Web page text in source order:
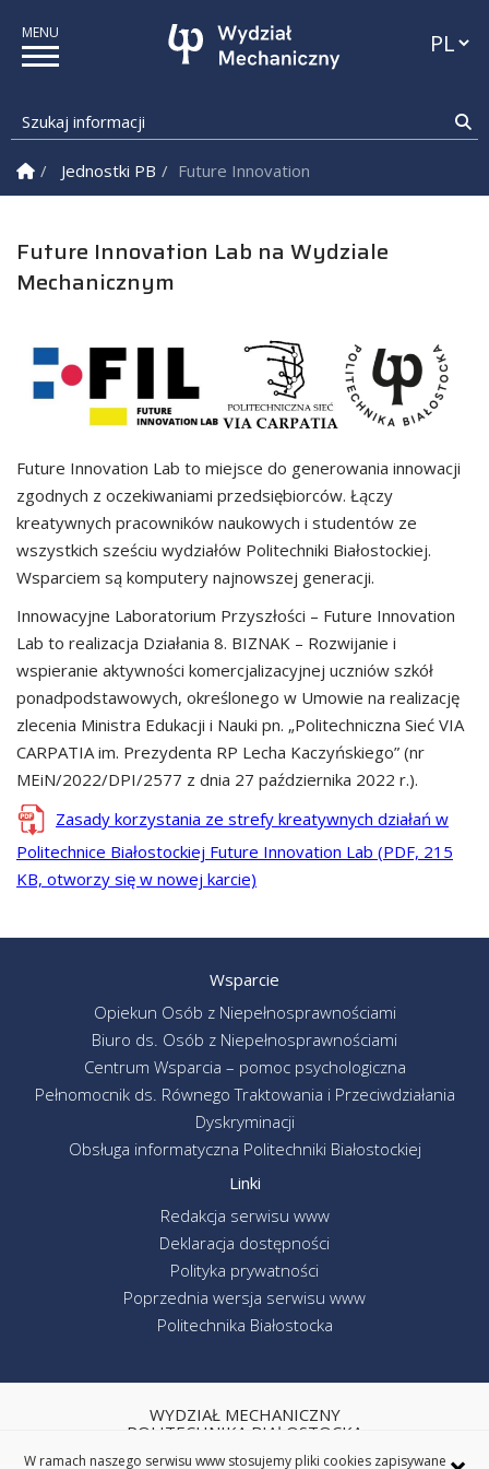
Szukaj informacji
Strona Główna
Jednostki PB Future Innovation Lab na Wydziale
Future Innovation Lab na Wydziale
Mechanicznym
Future Innovation Lab to miejsce do generowania innowacji
zgodnych z oczekiwaniami przedsiębiorców. Łączy
kreatywnych pracowników naukowych i studentów ze
wszystkich sześciu wydziałów Politechniki Białostockiej.
Wsparciem są komputery najnowszej generacji.
Innowacyjne Laboratorium Przyszłości – Future Innovation
Lab to realizacja Działania 8. BIZNAK – Rozwijanie i
wspieranie aktywności komercjalizacyjnej uczniów szkół
ponadpodstawowych, określonego w Umowie na realizację
zlecenia Ministra Edukacji i Nauki pn. „Politechniczna Sieć VIA
CARPATIA im. Prezydenta RP Lecha Kaczyńskiego” (nr
MEiN/2022/DPI/2577 z dnia 27 października 2022 r.).
Zasady korzystania ze strefy kreatywnych działań w
Politechnice Białostockiej Future Innovation Lab (PDF, 215
KB, otworzy się w nowej karcie)
Wsparcie
Opiekun Osób z Niepełnosprawnościami
Biuro ds. Osób z Niepełnosprawnościami
Centrum Wsparcia – pomoc psychologiczna
Pełnomocnik ds. Równego Traktowania i Przeciwdziałania
Dyskryminacji
Obsługa informatyczna Politechniki Białostockiej
Linki
Redakcja serwisu www
Deklaracja dostępności
Polityka prywatności
Poprzednia wersja serwisu www
Politechnika Białostocka
WYDZIAŁ MECHANICZNY
POLITECHNIKA BIAŁOSTOCKA
ul. Wiejska 45C, 15-351 Białystok
W ramach naszego serwisu www stosujemy pliki cookies zapisywane